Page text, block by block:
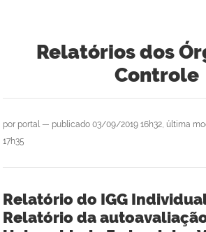
Relatórios dos
Controle
por portal— publicado 03/09/2019 16h32, última
17h35
Relatório do IGG
Relatório da